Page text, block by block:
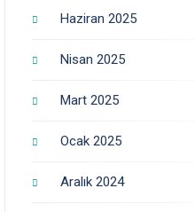
Haziran 2025
Nisan 2025
Mart 2025
Ocak 2025
Aralık 2024